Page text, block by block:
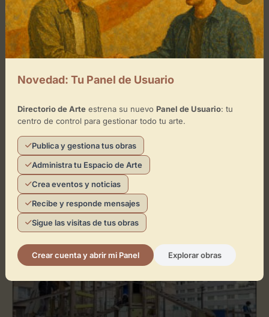
Registrarme gratis
Teatro Del Mar
Huelva
Artes escénicas Escultura +3
Novedad: Tu Panel de Usuario
Directorio de Arteestrena su nuevo Panel de Usuario: tu
centro de control para gestionar todo tu arte.
Publica y gestiona tus obras
Administra tu Espacio de Arte
Crea eventos y noticias
Recibe y responde mensajes
Sigue las visitas de tus obras
Crear cuenta y abrir mi Panel Explorar obras